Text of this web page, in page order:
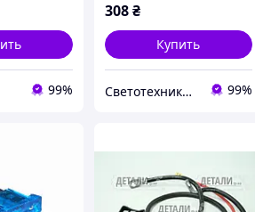
99%
308₴
Купить
Светотехника !!! 99%